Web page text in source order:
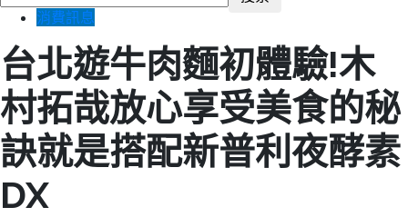
消費訊息
台北遊牛肉麵初體驗!木
村拓哉放心享受美食的秘
訣就是搭配新普利夜酵素
DX